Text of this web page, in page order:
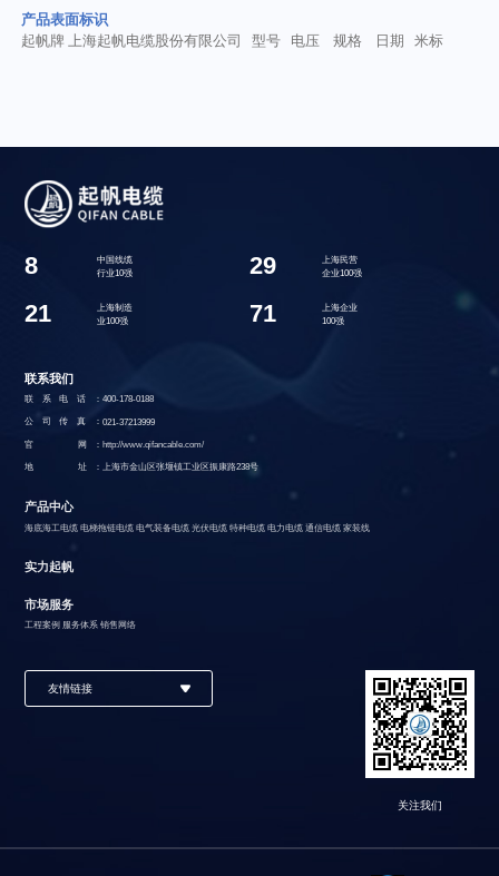
产品表面标识
起帆牌 上海起帆电缆股份有限公司 型号 电压 规格 日期 米标
8
中国线缆
行业10强
29
上海民营
企业100强
21
上海制造
业100强
71
上海企业
100强
联系我们
联系电话：400-178-0188
公司传真：021-37213999
官 网：http://www.qifancable.com/
地 址：上海市金山区张堰镇工业区振康路238号
产品中心
海底海工电缆 电梯拖链电缆 电气装备电缆 光伏电缆 特种电缆 电力电缆 通信电缆 家装线
实力起帆
市场服务
工程案例 服务体系 销售网络
友情链接
关注我们